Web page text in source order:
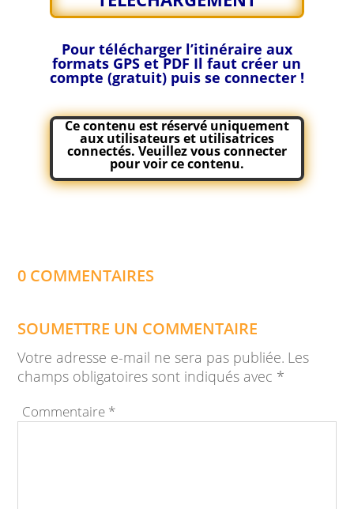
Pour télécharger l’itinéraire aux
formats GPS et PDF Il faut créer un
compte (gratuit) puis se connecter !
Ce contenu est réservé uniquement
aux utilisateurs et utilisatrices
connectés. Veuillezvous connecter
pour voir ce contenu.
0 COMMENTAIRES
SOUMETTRE UN COMMENTAIRE
Votre adresse e-mail ne sera pas publiée. Les
champs obligatoires sont indiqués avec *
Commentaire *